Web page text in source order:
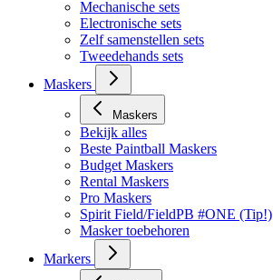
Mechanische sets
Electronische sets
Zelf samenstellen sets
Tweedehands sets
Maskers
Maskers
Bekijk alles
Beste Paintball Maskers
Budget Maskers
Rental Maskers
Pro Maskers
Spirit Field/FieldPB #ONE (Tip!)
Masker toebehoren
Markers